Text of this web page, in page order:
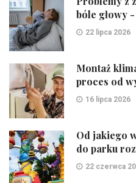
bóle głowy
22 lipca 2026
Montaż
proces od
16 lipca 2026
Od jakiego
do parku
22 czerwca